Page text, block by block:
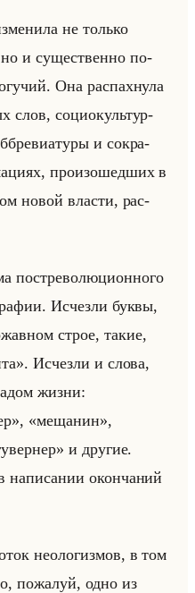
не только
и су­ще­ствен­но по­
Она рас­пах­ну­ла
слов, со­ци­окультур­
и со­кра­
про­изо­шед­ших в
новой вла­сти, рас­
по­стре­во­лю­ци­он­но­го
Ис­чез­ли буквы,
строе, такие,
Ис­чез­ли и слова,
жизни:
«мещанин»,
и дру­гие.
на­пи­са­нии окон­ча­ний
нео­ло­гиз­мов, в том
по­жа­луй, одно из